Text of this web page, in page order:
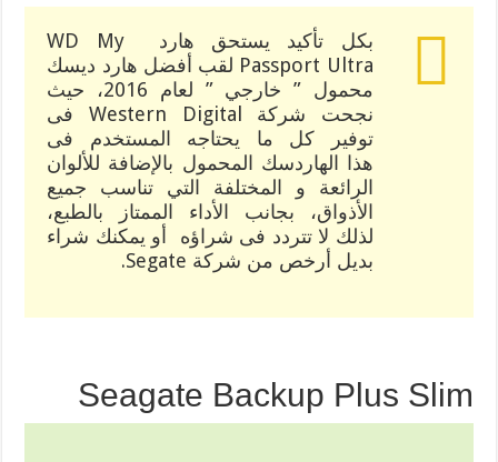
بكل تأكيد يستحق هارد WD My
Passport Ultra لقب أفضل هارد ديسك
محمول ” خارجي ” لعام 2016، حيث
نجحت شركة Western Digital فى
توفير كل ما يحتاجه المستخدم فى
هذا الهاردسك المحمول بالإضافة للألوان
الرائعة و المختلفة التي تناسب جميع
الأذواق، بجانب الأداء الممتاز بالطبع،
لذلك لا تتردد فى شراؤه أو يمكنك شراء
بديل أرخص من شركة Segate.
Seagate Backup Plus Slim